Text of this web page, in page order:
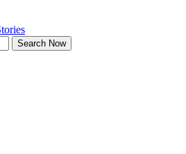
Search Now